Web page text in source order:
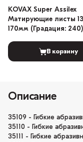
KOVAX Super Assilex
Матирующие листы
170мм (Градация: 240)
В корзину
Описание
35109 - Гибкие
35110 - Гибкие
35111 - Гибкие